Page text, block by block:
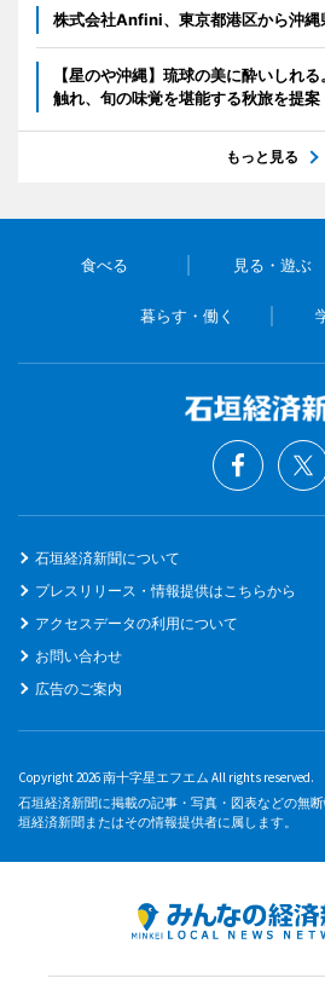
株式会社Anfini、東京都港区から沖縄
【星のや沖縄】琉球の美に酔いしれ
触れ、旬の味覚を堪能する秋旅を提案
もっと見る
食べる 見る・遊ぶ
暮らす・働く
石垣経済新聞について
プレスリリース・情報提供はこちらから
アクセスデータの利用について
お問い合わせ
広告のご案内
Copyright 2026 南十字星エフエム All rights reserved.
石垣経済新聞に掲載の記事・写真・図表などの無
垣経済新聞またはその情報提供者に属します。